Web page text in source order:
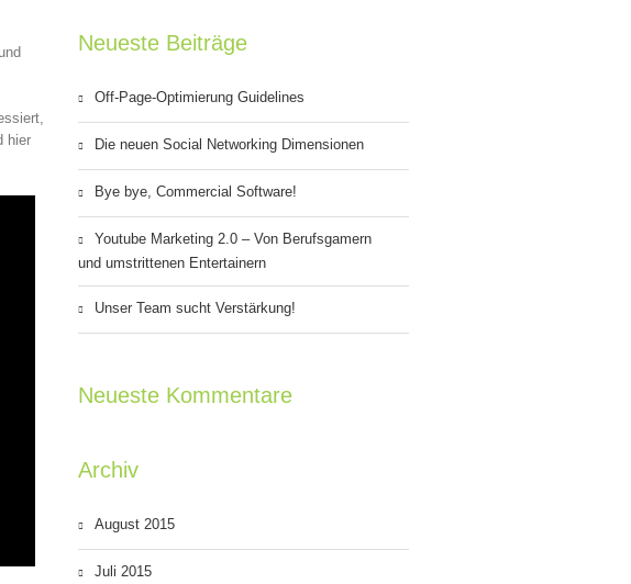
hier
Neueste Beiträge
Off-Page-Optimierung Guidelines
Die neuen Social Networking Dimensionen
Bye bye, Commercial Software!
Youtube Marketing 2.0 – Von Berufsgamern
und umstrittenen Entertainern
Unser Team sucht Verstärkung!
Neueste Kommentare
Archiv
August 2015
Juli 2015